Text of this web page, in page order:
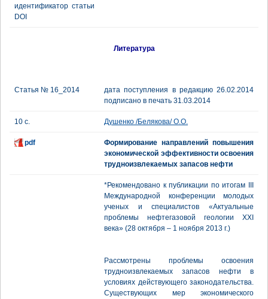
идентификатор статьи
DOI
Литература
Статья № 16_2014
дата поступления в редакцию 26.02.2014
подписано в печать 31.03.2014
10 с. Душенко /Белякова/ О.О.
pdf
Формирование направлений повышения
экономической эффективности освоения
трудноизвлекаемых запасов нефти
*Рекомендовано к публикации по итогам III
Международной конференции молодых
ученых и специалистов «Актуальные
проблемы нефтегазовой геологии XXI
века» (28 октября – 1 ноября 2013 г.)
Рассмотрены проблемы освоения
трудноизвлекаемых запасов нефти в
условиях действующего законодательства.
Существующих мер экономического